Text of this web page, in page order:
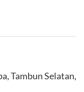
Tambun Selatan,